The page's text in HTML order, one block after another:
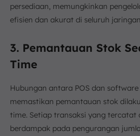
persediaan, memungkinkan
efisien dan akurat di seluruh
3. Pemantauan Stok
Time
Hubungan antara POS dan
memastikan pemantauan stok
time. Setiap transaksi yang tercatat
berdampak pada pengurangan